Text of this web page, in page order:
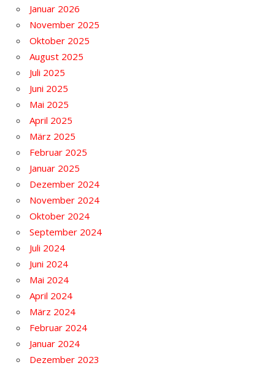
Januar 2026
November 2025
Oktober 2025
August 2025
Juli 2025
Juni 2025
Mai 2025
April 2025
März 2025
Februar 2025
Januar 2025
Dezember 2024
November 2024
Oktober 2024
September 2024
Juli 2024
Juni 2024
Mai 2024
April 2024
März 2024
Februar 2024
Januar 2024
Dezember 2023